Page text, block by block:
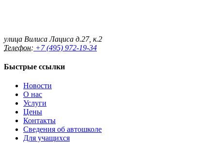
улица Вилиса Лациса д.27, к.2
Телефон: +7 (495) 972-19-34
Быстрые ссылки
Новости
О нас
Услуги
Цены
Контакты
Сведения об автошколе
Для учащихся